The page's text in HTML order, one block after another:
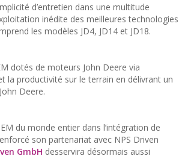
d’entretien dans une multitude
inédite des meilleures technologies
les modèles JD4, JD14 et JD18.
dotés de moteurs John Deere via
la productivité sur le terrain en délivrant un
Deere.
du monde entier dans l’intégration de
son partenariat avec NPS Driven
GmbH desservira désormais aussi